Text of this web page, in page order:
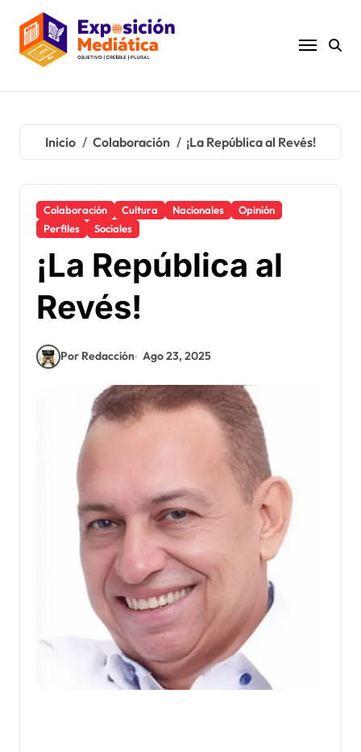
contenido
Inicio Colaboración ¡La República al Revés!
Colaboración Cultura Nacionales
Opinión
Perfiles
Sociales
¡La República al
Revés!
Por Redacción Ago 23, 2025